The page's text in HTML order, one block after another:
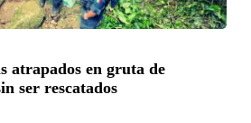
atrapados en gruta de
ser rescatados